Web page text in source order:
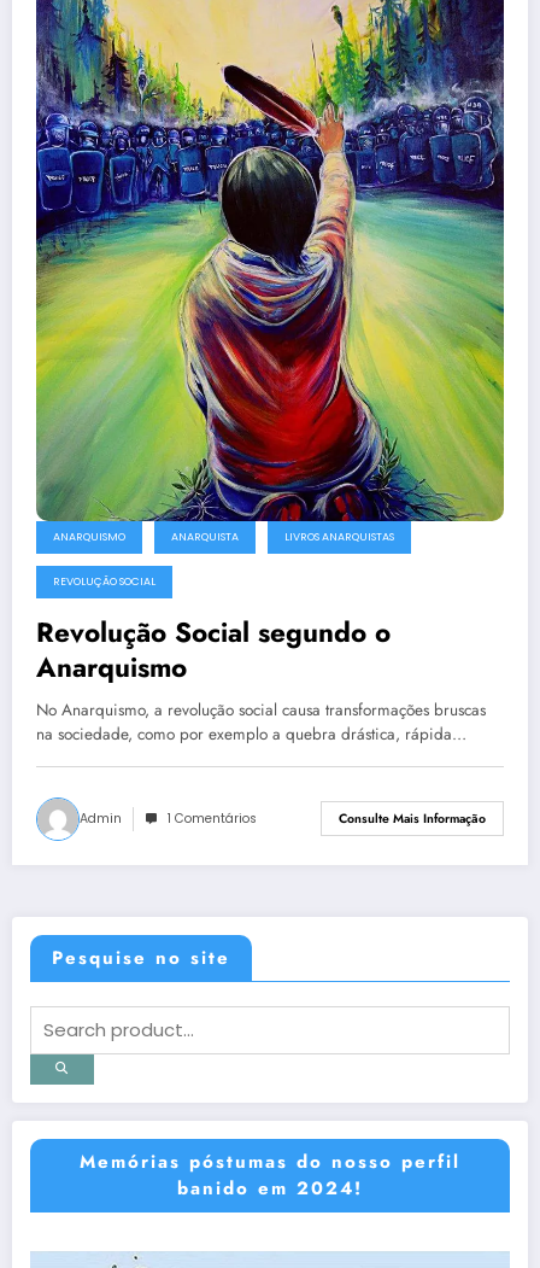
ANARQUISMO ANARQUISTA LIVROS ANARQUISTAS
REVOLUÇÃO SOCIAL
Revolução Social segundo o
Anarquismo
No Anarquismo, a revolução social causa transformações bruscas
na sociedade, como por exemplo a quebra drástica, rápida…
Admin 1 Comentários Consulte Mais Informação
Pesquise no site
Memórias póstumas do nosso perfil
banido em 2024!